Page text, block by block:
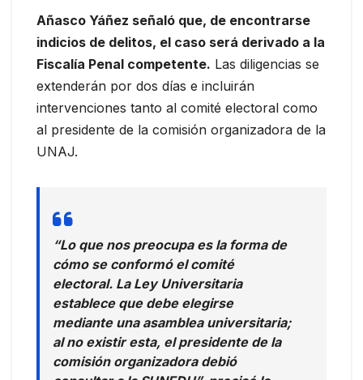
Añasco Yáñez señaló que, de encontrarse
indicios de delitos, el caso será derivado a la
Fiscalía Penal competente. Las diligencias se
extenderán por dos días e incluirán
intervenciones tanto al comité electoral como
al presidente de la comisión organizadora de la
UNAJ.
“Lo que nos preocupa es la forma de
cómo se conformó el comité
electoral. La Ley Universitaria
establece que debe elegirse
mediante una asamblea universitaria;
al no existir esta, el presidente de la
comisión organizadora debió